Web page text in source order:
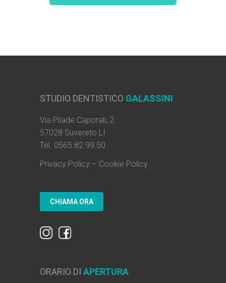
STUDIO DENTISTICO GALASSINI
Via Pilade Caporali, 2
57028 Suvereto LI
Tel. 0565.82.99.50
Privacy Policy – Cookie Policy
ORARIO DI APERTURA